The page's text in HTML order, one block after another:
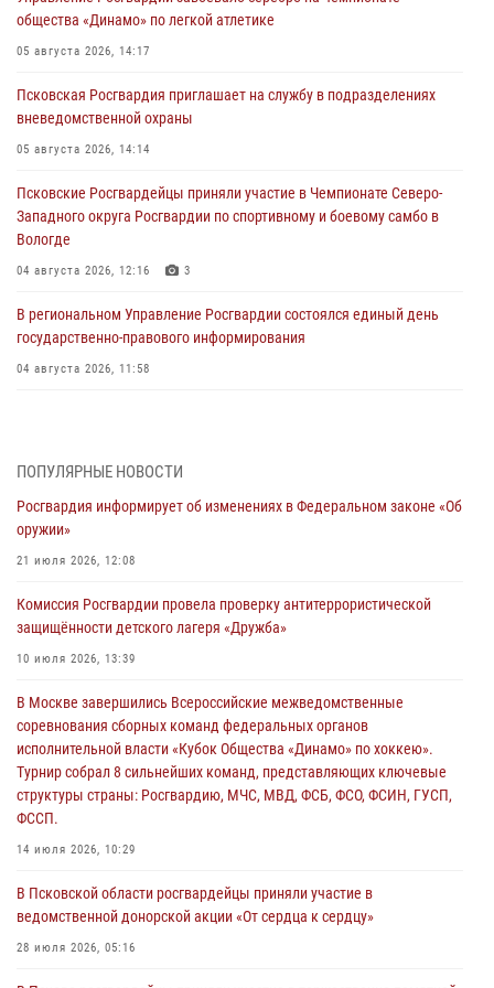
общества «Динамо» по легкой атлетике
05 августа 2026, 14:17
Псковская Росгвардия приглашает на службу в подразделениях
вневедомственной охраны
05 августа 2026, 14:14
Псковские Росгвардейцы приняли участие в Чемпионате Северо-
Западного округа Росгвардии по спортивному и боевому самбо в
Вологде
04 августа 2026, 12:16 3
В региональном Управление Росгвардии состоялся единый день
государственно-правового информирования
04 августа 2026, 11:58
03 августа 2026, 17:21
21 единицу оружия изъяли Псковские росгвардейцы за неделю
03 августа 2026, 14:10
безопасности во время празднования Дня ВДВ
улицу Труда
31 июля 2026, 13:53
В Санкт-Петербурге прошел окружной этап ежегодного
Всероссийского конкурса профессионального мастерства среди
сотрудников вневедомственной охраны Росгвардии, Псковские
Росгвардейцы одержали победу
ПОПУЛЯРНЫЕ НОВОСТИ
Росгвардия информирует об изменениях в Федеральном законе «Об
оружии»
21 июля 2026, 12:08
Комиссия Росгвардии провела проверку антитеррористической
защищённости детского лагеря «Дружба»
10 июля 2026, 13:39
В Москве завершились Всероссийские межведомственные
соревнования сборных команд федеральных органов
исполнительной власти «Кубок Общества «Динамо» по хоккею».
Турнир собрал 8 сильнейших команд, представляющих ключевые
структуры страны: Росгвардию, МЧС, МВД, ФСБ, ФСО, ФСИН, ГУСП,
ФССП.
14 июля 2026, 10:29
В Псковской области росгвардейцы приняли участие в
ведомственной донорской акции «От сердца к сердцу»
28 июля 2026, 05:16